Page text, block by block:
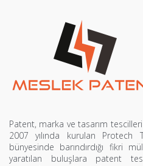
Patent, marka ve tasarım
2007 yılında kurulan Protech
bünyesinde barındırdığı fikri
yaratılan buluşlara patent